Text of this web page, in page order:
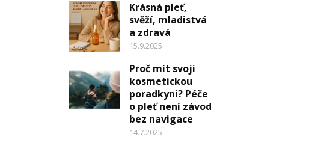
Krásná pleť,
svěží, mladistvá
a zdravá
15.9.2025
Proč mít svoji
kosmetickou
poradkyni? Péče
o pleť není závod
bez navigace
14.7.2025